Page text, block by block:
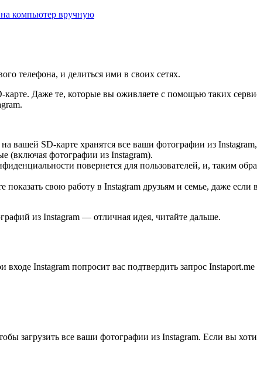
на компьютер вручную
телефона, и делиться ими в своих сетях.
Даже те, которые вы оживляете с помощью таких
вашей SD-карте хранятся все ваши фотографии из
(включая фотографии из Instagram).
повернется для пользователей, и, таким
свою работу в Instagram друзьям и семье, даже если
из Instagram — отличная идея, читайте дальше.
Instagram попросит вас подтвердить запрос
загрузить все ваши фотографии из Instagram. Если вы